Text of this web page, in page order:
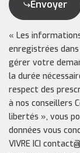
Envoyer
« Les
enregistrées
gérer votre
la durée
respect des
à nos conseillers
libertés », vous
données vous
VIVRE ICI